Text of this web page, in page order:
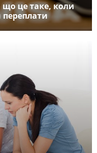
що це таке, коли
переплати